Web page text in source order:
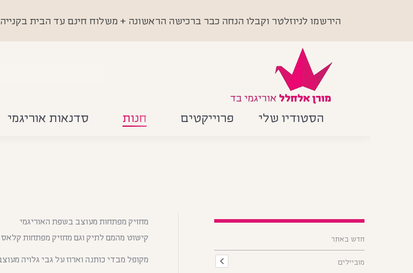
הסטודיו שלי פרוייקטים חנות סדנאות אוריגמי
מחזיק מפתחות מעוצב בשפת האוריגמי
קישוט מהמם לתיק וגם מחזיק מפתחות
מקופל מבדי כותנה וארוז על גבי גלויה
חדש באתר
מוביילים
הירשמו לניוזלטר וקבלו הנחה כבר ברכישה הראשונה + משלוח חינם עד הבית בקנייה מעל 600